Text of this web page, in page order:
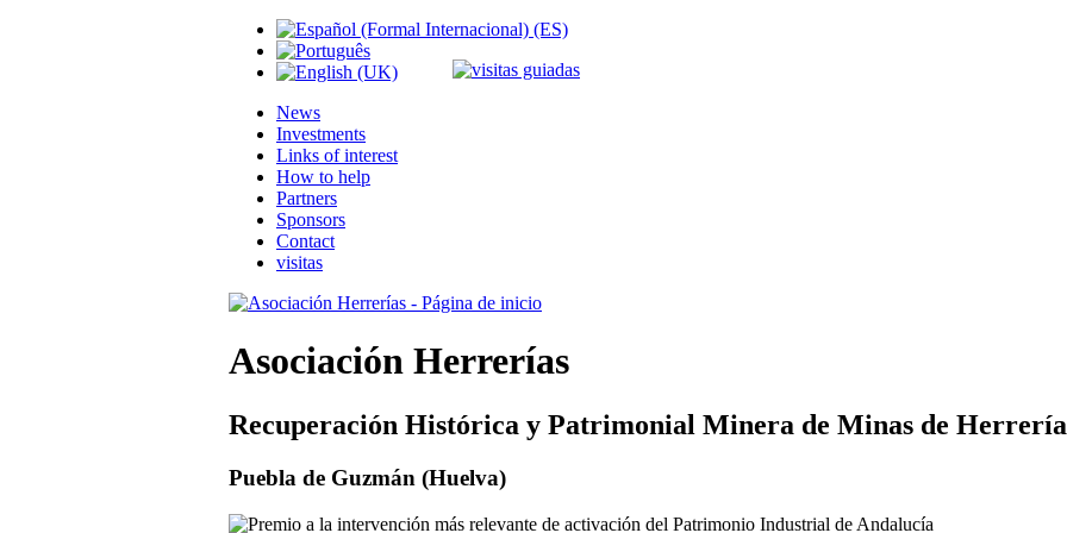
News
Investments
Links of interest
How to help
Partners
Sponsors
Contact
visitas
Asociación Herrerías
Recuperación Histórica y Patrimonial Minera de Minas de
Puebla de Guzmán (Huelva)